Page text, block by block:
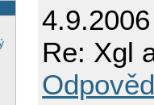
Re: Xgl